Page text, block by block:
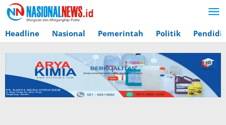
Lewati
ke
konten
Headline Nasional Pemerintah Politik